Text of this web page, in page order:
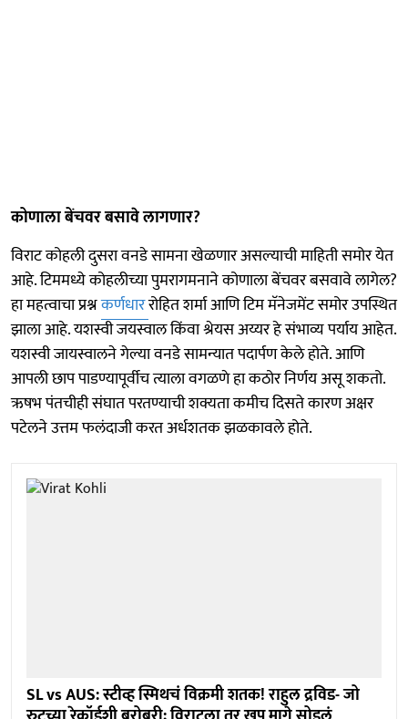
कोणाला बेंचवर बसावे लागणार?
विराट कोहली दुसरा वनडे सामना खेळणार असल्याची माहिती समोर येत
आहे. टिममध्ये कोहलीच्या पुमरागमनाने कोणाला बेंचवर बसवावे लागेल?
हा महत्वाचा प्रश्नकर्णधाररोहित शर्मा आणि टिम मॅनेजमेंट समोर उपस्थित
झाला आहे. यशस्वी जयस्वाल किंवा श्रेयस अय्यर हे संभाव्य पर्याय आहेत.
यशस्वी जायस्वालने गेल्या वनडे सामन्यात पदार्पण केले होते. आणि
आपली छाप पाडण्यापूर्वीच त्याला वगळणे हा कठोर निर्णय असू शकतो.
ऋषभ पंतचीही संघात परतण्याची शक्यता कमीच दिसते कारण अक्षर
पटेलने उत्तम फलंदाजी करत अर्धशतक झळकावले होते.
SL vs AUS: स्टीव्ह स्मिथचं विक्रमी शतक! राहुल द्रविड- जो